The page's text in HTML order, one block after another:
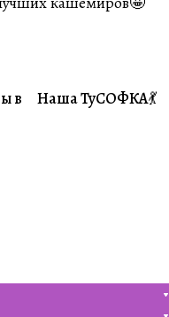
в
#Совместники
Наша ТуСОФКА💃